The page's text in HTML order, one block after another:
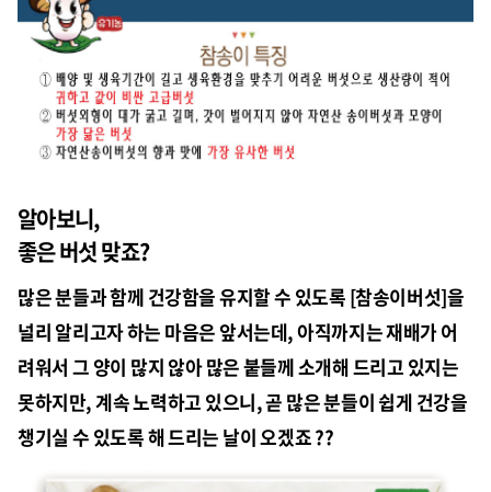
알아보니,
좋은 버섯 맞죠?
많은 분들과 함께 건강함을 유지할 수 있도록 [참송이버섯]을
널리 알리고자 하는 마음은 앞서는데, 아직까지는 재배가 어
려워서 그 양이 많지 않아 많은 붙들께 소개해 드리고 있지는
못하지만, 계속 노력하고 있으니, 곧 많은 분들이 쉽게 건강을
챙기실 수 있도록 해 드리는 날이 오겠죠 ??